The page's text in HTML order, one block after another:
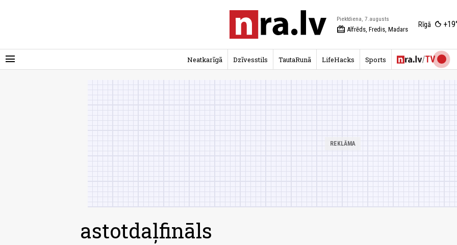
menu
Piektdiena, 7.augusts
redeem Alfrēds, Fredis, Madars
Rīgā
Neatkarīgā Dzīvesstils TautaRunā LifeHacks Sports
astotdaļfināls